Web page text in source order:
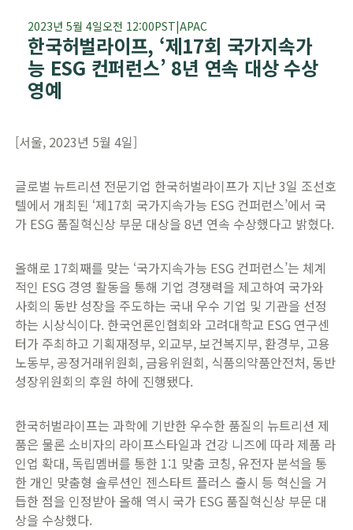
2023년 5월 4일오전 12:00PST|APAC
한국허벌라이프, ‘제17회 국가지속가
능 ESG 컨퍼런스’ 8년 연속 대상 수상
영예
[서울, 2023년 5월 4일]
글로벌 뉴트리션 전문기업 한국허벌라이프가 지난 3일 조선호
텔에서 개최된 ‘제17회 국가지속가능 ESG 컨퍼런스’에서 국
가 ESG 품질혁신상 부문 대상을 8년 연속 수상했다고 밝혔다.
올해로 17회째를 맞는 ‘국가지속가능 ESG 컨퍼런스’는 체계
적인 ESG 경영 활동을 통해 기업 경쟁력을 제고하여 국가와
사회의 동반 성장을 주도하는 국내 우수 기업 및 기관을 선정
하는 시상식이다. 한국언론인협회와 고려대학교 ESG 연구센
터가 주최하고 기획재정부, 외교부, 보건복지부, 환경부, 고용
노동부, 공정거래위원회, 금융위원회, 식품의약품안전처, 동반
성장위원회의 후원 하에 진행됐다.
한국허벌라이프는 과학에 기반한 우수한 품질의 뉴트리션 제
품은 물론 소비자의 라이프스타일과 건강 니즈에 따라 제품 라
인업 확대, 독립멤버를 통한 1:1 맞춤 코칭, 유전자 분석을 통
한 개인 맞춤형 솔루션인 젠스타트 플러스 출시 등 혁신을 거
듭한 점을 인정받아 올해 역시 국가 ESG 품질혁신상 부문 대
상을 수상했다.